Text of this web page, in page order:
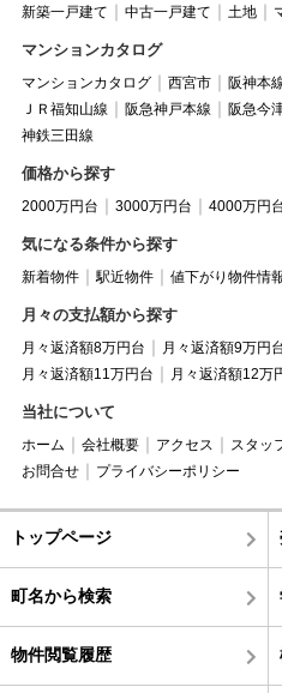
新築一戸建て 中古一戸建て 土地
マンションカタログ
マンションカタログ 西宮市 阪神本
ＪＲ福知山線
阪急神戸本線 阪急今
神鉄三田線
価格から探す
2000万円台 3000万円台 4000万円
気になる条件から探す
新着物件 駅近物件 値下がり物件情
月々の支払額から探す
月々返済額8万円台 月々返済額9万円
月々返済額11万円台
月々返済額12万
当社について
ホーム 会社概要 アクセス スタッ
お問合せ
プライバシーポリシー
トップページ
町名から検索
物件閲覧履歴